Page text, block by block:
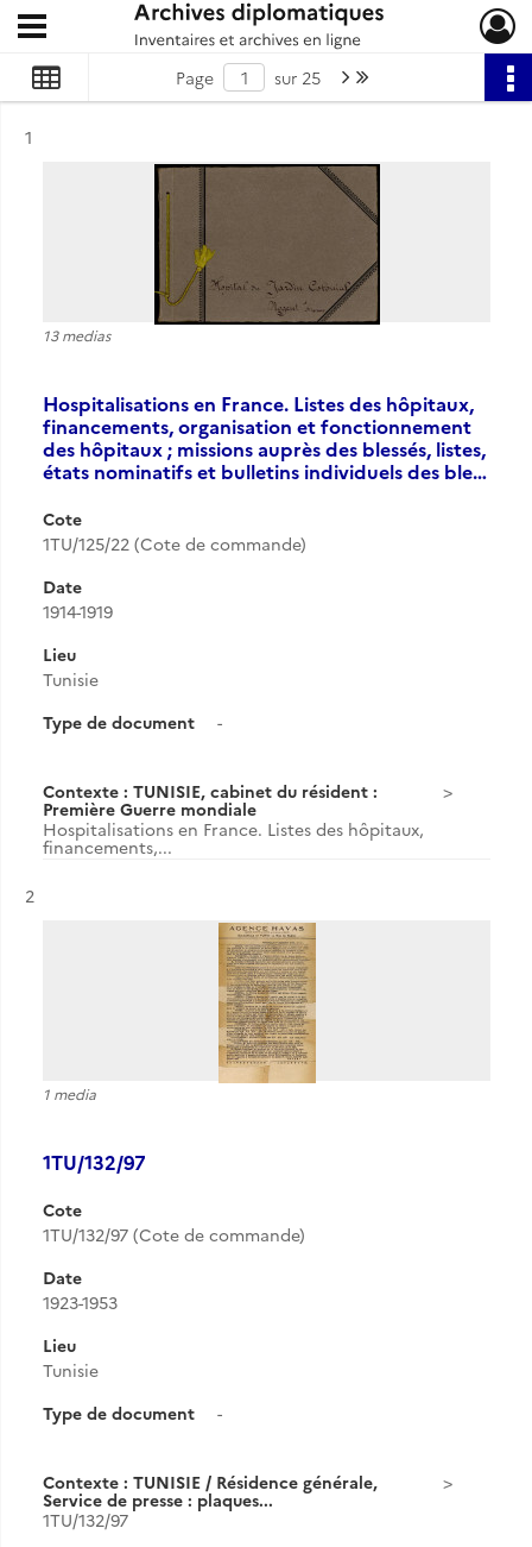
Archives diplomatiques
Ouvrir le menu déroulant
Page sur 25 Page suivante : 1/25
Résultat n°
1
13 medias
Hospitalisations en France. Listes des hôpitaux,
financements, organisation et fonctionnement
des hôpitaux ; missions auprès des blessés, listes,
états nominatifs et bulletins individuels des ble…
Cote
1TU/125/22 (Cote de commande)
Date
1914-1919
Lieu
Tunisie
Type de document
-
Contexte : TUNISIE, cabinet du résident :
Première Guerre mondiale
Hospitalisations en France. Listes des hôpitaux,
financements,...
Résultat n°
2
1 media
1TU/132/97
Cote
1TU/132/97 (Cote de commande)
Date
1923-1953
Lieu
Tunisie
Type de document
-
Contexte : TUNISIE / Résidence générale,
Service de presse : plaques...
1TU/132/97